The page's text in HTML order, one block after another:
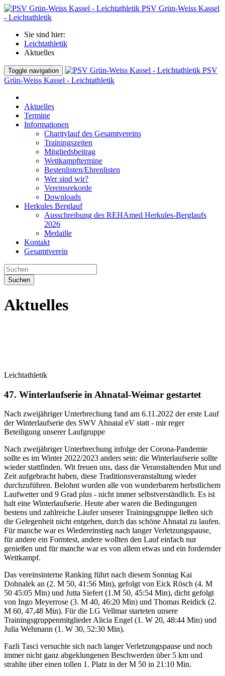
PSV Grün-Weiss Kassel
- Leichtathletik
Sie sind hier:
Leichtathletik
Aktuelles
Toggle navigation
PSV
Grün-Weiss Kassel - Leichtathletik
Aktuelles
Termine
Informationen
Charitylauf des Gesamtvereins
Trainingszeiten
Mitgliedsbeitrag
Wettkampftermine
Bestenlisten/Ehrenlisten
Wer sind wir?
Vereinsrekorde
Downloads
Herkules Berglauf
Ausschreibung des REHAmed Herkules-Berglaufs
2026
Medaille
Kontakt
Gesamtverein
Suchen
Aktuelles
Leichtathletik
47. Winterlaufserie in Ahnatal-Weimar gestartet
Nach zweijähriger Unterbrechung fand am 6.11.2022 der erste Lauf
der Winterlaufserie des SWV Ahnatal eV statt - mir reger
Beteiligung unserer Laufgruppe
Nach zweijähriger Unterbrechung infolge der Corona-Pandemie
sollte es im Winter 2022/2023 anders sein: die Winterlaufserie sollte
wieder stattfinden. Wit freuen uns, dass die Veranstaltenden Mut und
Zeit aufgebracht haben, diese Traditionsveranstaltung wieder
durchzuführen. Belohnt wurden alle von wunderbarem herbstlichem
Laufwetter und 9 Grad plus - nicht immer selbstverständlich. Es ist
halt eine Winterlaufserie. Heute aber waren die Bedingungen
bestens und zahlreiche Läufer unserer Trainingsgruppe ließen sich
die Gelegenheit nicht entgehen, durch das schöne Ahnatal zu laufen.
Für manche war es Wiedereinstieg nach langer Verletzungspause,
für andere ein Formtest, andere wollten den Lauf einfach nur
genießen und für manche war es von allem etwas und ein fordernder
Wettkampf.
Das vereinsinterne Ranking führt nach diesem Sonntag Kai
Dohnalek an (2. M 50, 41:56 Min), gefolgt von Eick Rösch (4. M
50 45:05 Min) und Jutta Siefert (1.M 50, 45:54 Min), dicht gefolgt
von Ingo Meyerrose (3. M 40, 46:20 Min) und Thomas Reidick (2.
M 60, 47,48 Min). Für die LG Vellmar starteten unsere
Trainingsgruppenmitglieder Alicia Engel (1. W 20, 48:44 Min) und
Julia Wehmann (1. W 30, 52:30 Min).
Fazli Tasci versuchte sich nach langer Verletzungspause und noch
immer nicht ganz abgeklungenen Beschwerden über 5 km und
strahlte über einen tollen 1. Platz in der M 50 in 21:10 Min.